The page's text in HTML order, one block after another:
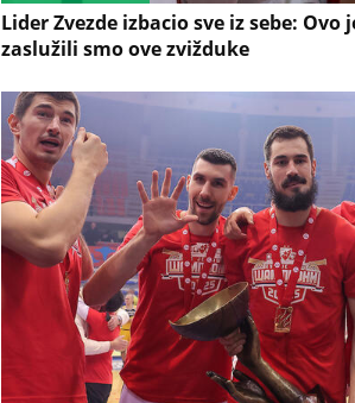
Lider Zvezde izbacio sve iz sebe: Ovo
zaslužili smo ove zvižduke